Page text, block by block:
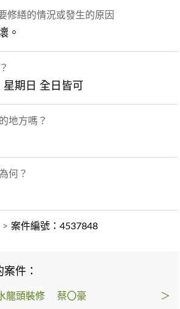
修繕的情況或發生的原因
。
期日 全日皆可
地方嗎？
何？
> 案件編號：4537848
件：
龍頭裝修 蔡〇豪 ＞